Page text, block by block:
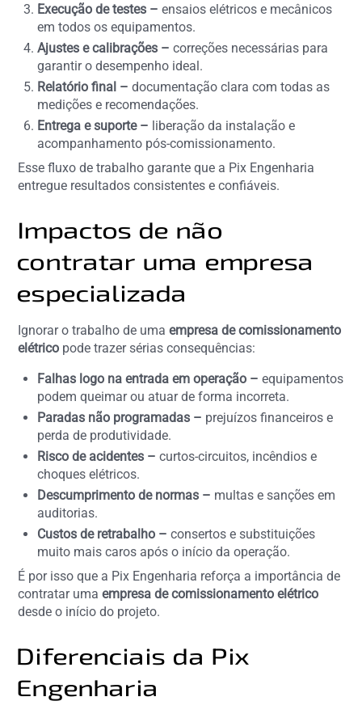
Execução de testes – ensaios elétricos e mecânicos
em todos os equipamentos.
Ajustes e calibrações – correções necessárias para
garantir o desempenho ideal.
Relatório final – documentação clara com todas as
medições e recomendações.
Entrega e suporte – liberação da instalação e
acompanhamento pós-comissionamento.
Esse fluxo de trabalho garante que a Pix Engenharia
entregue resultados consistentes e confiáveis.
Impactos de não
contratar uma empresa
especializada
Ignorar o trabalho de umaempresa de comissionamento
elétrico pode trazer sérias consequências:
Falhas logo na entrada em operação – equipamentos
podem queimar ou atuar de forma incorreta.
Paradas não programadas – prejuízos financeiros e
perda de produtividade.
Risco de acidentes – curtos-circuitos, incêndios e
choques elétricos.
Descumprimento de normas – multas e sanções em
auditorias.
Custos de retrabalho – consertos e substituições
muito mais caros após o início da operação.
É por isso que a Pix Engenharia reforça a importância de
contratar umaempresa de comissionamento elétrico
desde o início do projeto.
Diferenciais da Pix
Engenharia